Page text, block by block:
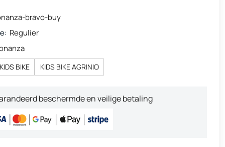
bravo-buy
Regulier
KIDS BIKE KIDS BIKE AGRINIO
beschermde en veilige betaling